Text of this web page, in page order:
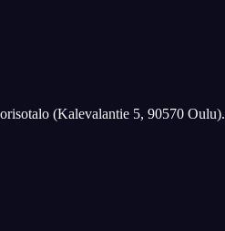
(Kalevalantie 5, 90570